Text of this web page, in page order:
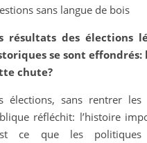
sans langue de bois
résultats des élections
se sont effondrés:
chute?
élections, sans rentrer
réfléchit: l’histoire
ce que les
con Bernabé López
Bustos
múltiples
Análisis